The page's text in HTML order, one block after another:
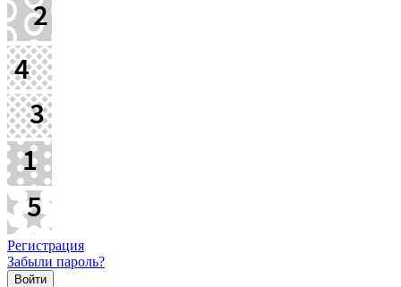
Регистрация
Забыли пароль?